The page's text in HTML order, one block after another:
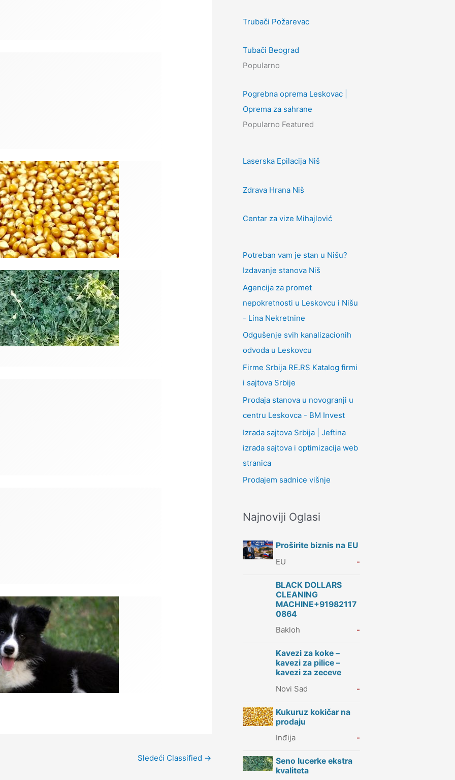
Sledeći Classified →
Trubači Požarevac
Tubači Beograd
Popularno
Pogrebna oprema Leskovac |
Oprema za sahrane
Popularno Featured
Laserska Epilacija Niš
Zdrava Hrana Niš
Centar za vize Mihajlović
Potreban vam je stan u Nišu?
Izdavanje stanova Niš
Agencija za promet
nepokretnosti u Leskovcu i Nišu
- Lina Nekretnine
Odgušenje svih kanalizacionih
odvoda u Leskovcu
Firme Srbija RE.RS Katalog firmi
i sajtova Srbije
Prodaja stanova u novogranji u
centru Leskovca - BM Invest
Izrada sajtova Srbija | Jeftina
izrada sajtova i optimizacija web
stranica
Prodajem sadnice višnje
Najnoviji Oglasi
Proširite biznis na EU
EU
-
BLACK DOLLARS
CLEANING
MACHINE+91982117
0864
Bakloh
-
Kavezi za koke –
kavezi za pilice –
kavezi za zeceve
Novi Sad
-
Kukuruz kokičar na
prodaju
Inđija
-
Seno lucerke ekstra
kvaliteta